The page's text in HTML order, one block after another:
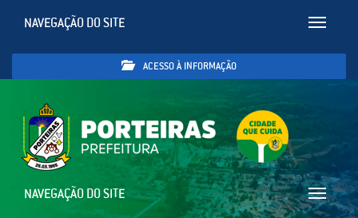
Toggle
NAVEGAÇÃO DO SITE
ACESSO À INFORMAÇÃO
Toggle
NAVEGAÇÃO DO SITE